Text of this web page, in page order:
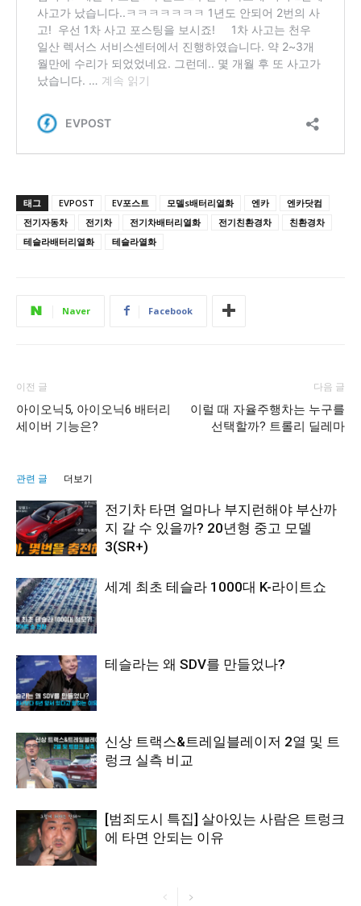
태그 EVPOST EV포스트 모델s배터리열화 엔카
엔카닷컴
전기자동차
전기차 전기차배터리열화 전기친환경차
친환경차
테슬라배터리열화
테슬라열화
Naver Facebook
이전 글
아이오닉5, 아이오닉6 배터리
세이버 기능은?
다음 글
이럴 때 자율주행차는 누구를
선택할까? 트롤리 딜레마
관련 글 더보기
전기차 타면 얼마나 부지런해야 부산까
지 갈 수 있을까? 20년형 중고 모델
3(SR+)
세계 최초 테슬라 1000대 K-라이트쇼
테슬라는 왜 SDV를 만들었나?
신상 트랙스&트레일블레이저 2열 및 트
렁크 실측 비교
[범죄도시 특집] 살아있는 사람은 트렁크
에 타면 안되는 이유